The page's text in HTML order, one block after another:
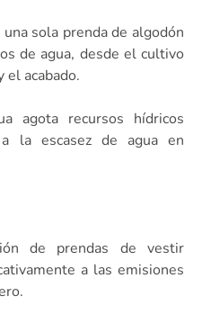
sola prenda de algodón
de agua, desde el cultivo
acabado.
agota recursos hídricos
la escasez de agua en
de prendas de vestir
a las emisiones